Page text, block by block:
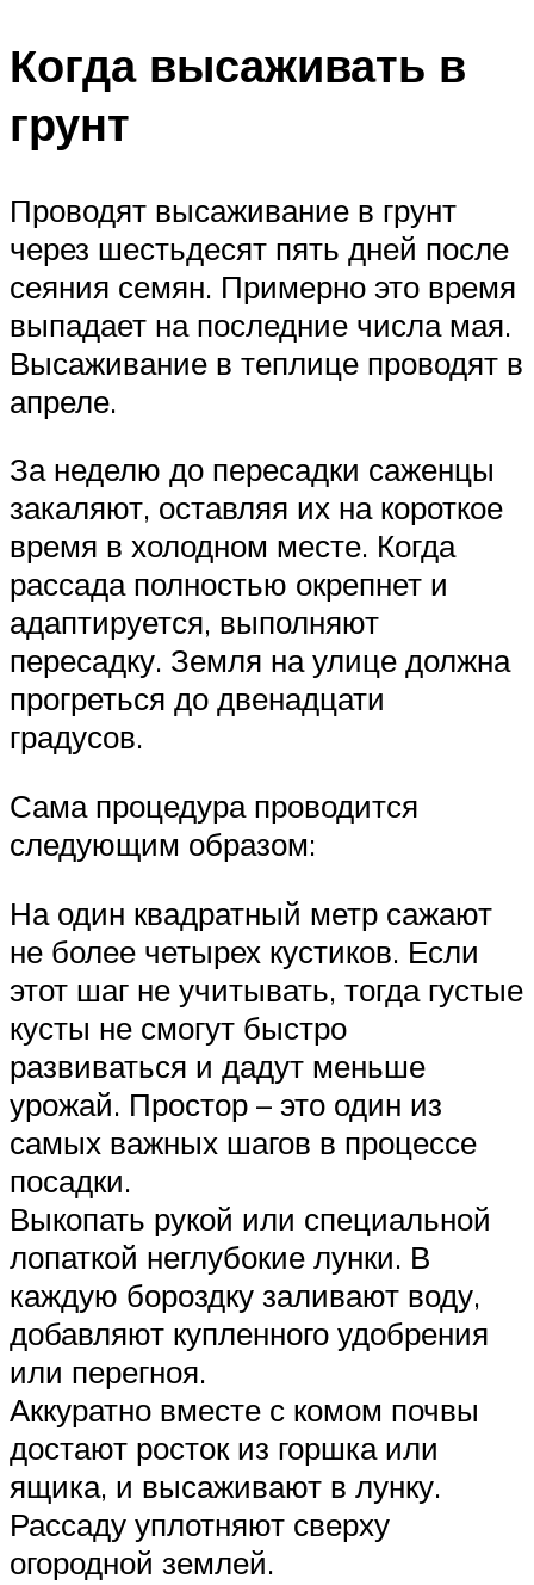
Когда высаживать в
грунт
Проводят высаживание в грунт
через шестьдесят пять дней после
сеяния семян. Примерно это время
выпадает на последние числа мая.
Высаживание в теплице проводят в
апреле.
За неделю до пересадки саженцы
закаляют, оставляя их на короткое
время в холодном месте. Когда
рассада полностью окрепнет и
адаптируется, выполняют
пересадку. Земля на улице должна
прогреться до двенадцати
градусов.
Сама процедура проводится
следующим образом:
На один квадратный метр сажают
не более четырех кустиков. Если
этот шаг не учитывать, тогда густые
кусты не смогут быстро
развиваться и дадут меньше
урожай. Простор – это один из
самых важных шагов в процессе
посадки.
Выкопать рукой или специальной
лопаткой неглубокие лунки. В
каждую бороздку заливают воду,
добавляют купленного удобрения
или перегноя.
Аккуратно вместе с комом почвы
достают росток из горшка или
ящика, и высаживают в лунку.
Рассаду уплотняют сверху
огородной землей.